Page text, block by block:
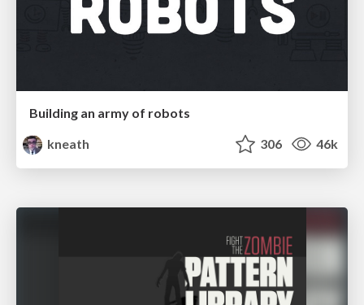
Building an army of robots
kneath
306 46k